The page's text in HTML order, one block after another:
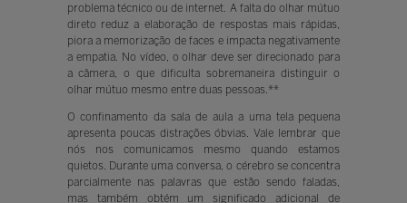
problema técnico ou de internet. A falta do olhar mútuo
direto reduz a elaboração de respostas mais rápidas,
piora a memorização de faces e impacta negativamente
a empatia. No vídeo, o olhar deve ser direcionado para
a câmera, o que dificulta sobremaneira distinguir o
olhar mútuo mesmo entre duas pessoas.**
O confinamento da sala de aula a uma tela pequena
apresenta poucas distrações óbvias. Vale lembrar que
nós nos comunicamos mesmo quando estamos
quietos. Durante uma conversa, o cérebro se concentra
parcialmente nas palavras que estão sendo faladas,
mas também obtém um significado adicional de